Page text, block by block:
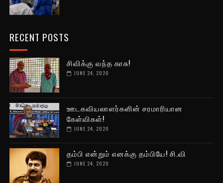
RECENT POSTS
சிவிக்கு வந்த காசு!
JUNE 24, 2020
ஊடகவியலாளர்களின் சரமாரியான
கேள்விகள்!
JUNE 24, 2020
தம்பி என்றும் எனக்கு தம்பியே! சி.வி
JUNE 24, 2020